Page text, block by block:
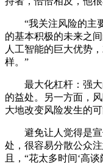
“我关注风险的主要
的基本积极的未来之
人工智能的巨大优势
样。”
最大化杠杆：强大
的益处。另一方面，
大地改变风险发生的可
避免让人觉得是宣
处，很容易分散公众
且，“花太多时间‘高